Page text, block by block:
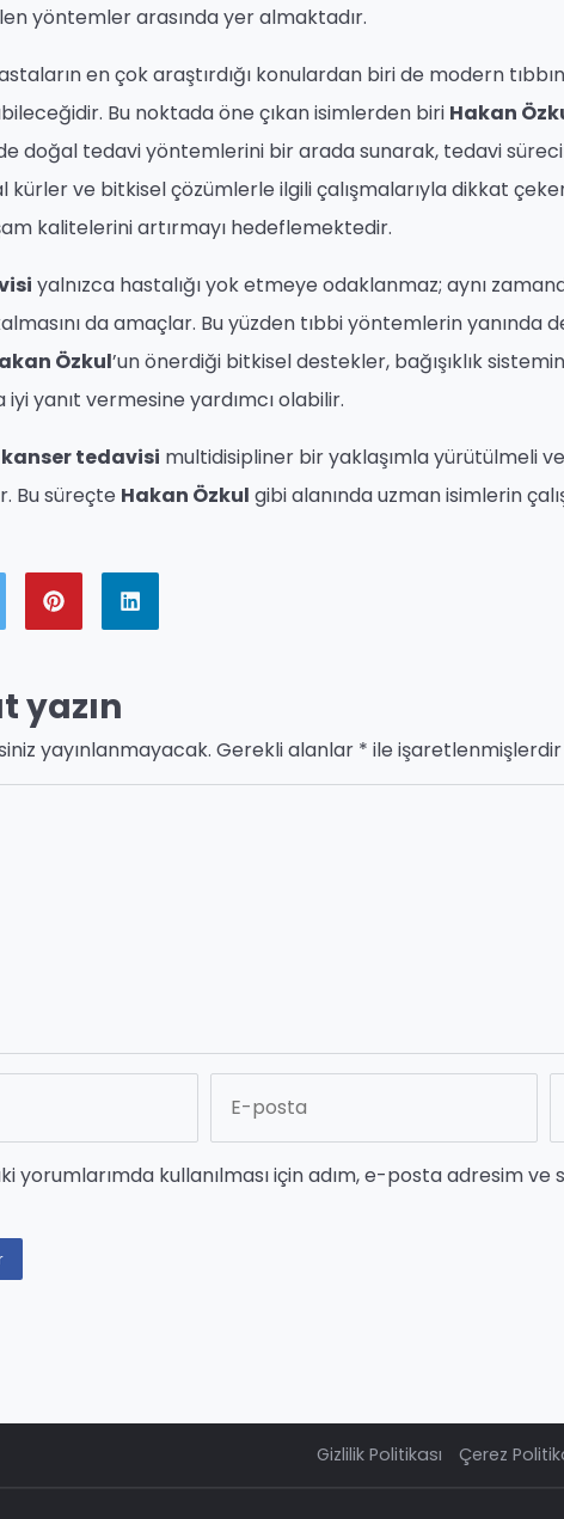
yöntemler arasında yer almaktadır.
en çok araştırdığı konulardan biri de modern
Bu noktada öne çıkan isimlerden biri Hakan
doğal tedavi yöntemlerini bir arada sunarak, tedavi
kürler ve bitkisel çözümlerle ilgili çalışmalarıyla dikkat
kalitelerini artırmayı hedeflemektedir.
yalnızca hastalığı yok etmeye odaklanmaz; aynı
da amaçlar. Bu yüzden tıbbi yöntemlerin yanında
Özkul’un önerdiği bitkisel destekler, bağışıklık
yanıt vermesine yardımcı olabilir.
kanser tedavisi multidisipliner bir yaklaşımla yürütülmeli
Bu süreçte Hakan Özkul gibi alanında uzman isimlerin
yazın
yayınlanmayacak. Gerekli alanlar * ile işaretlenmişlerdir
yorumlarımda kullanılması için adım, e-posta adresim ve
Gizlilik Politikası Çerez